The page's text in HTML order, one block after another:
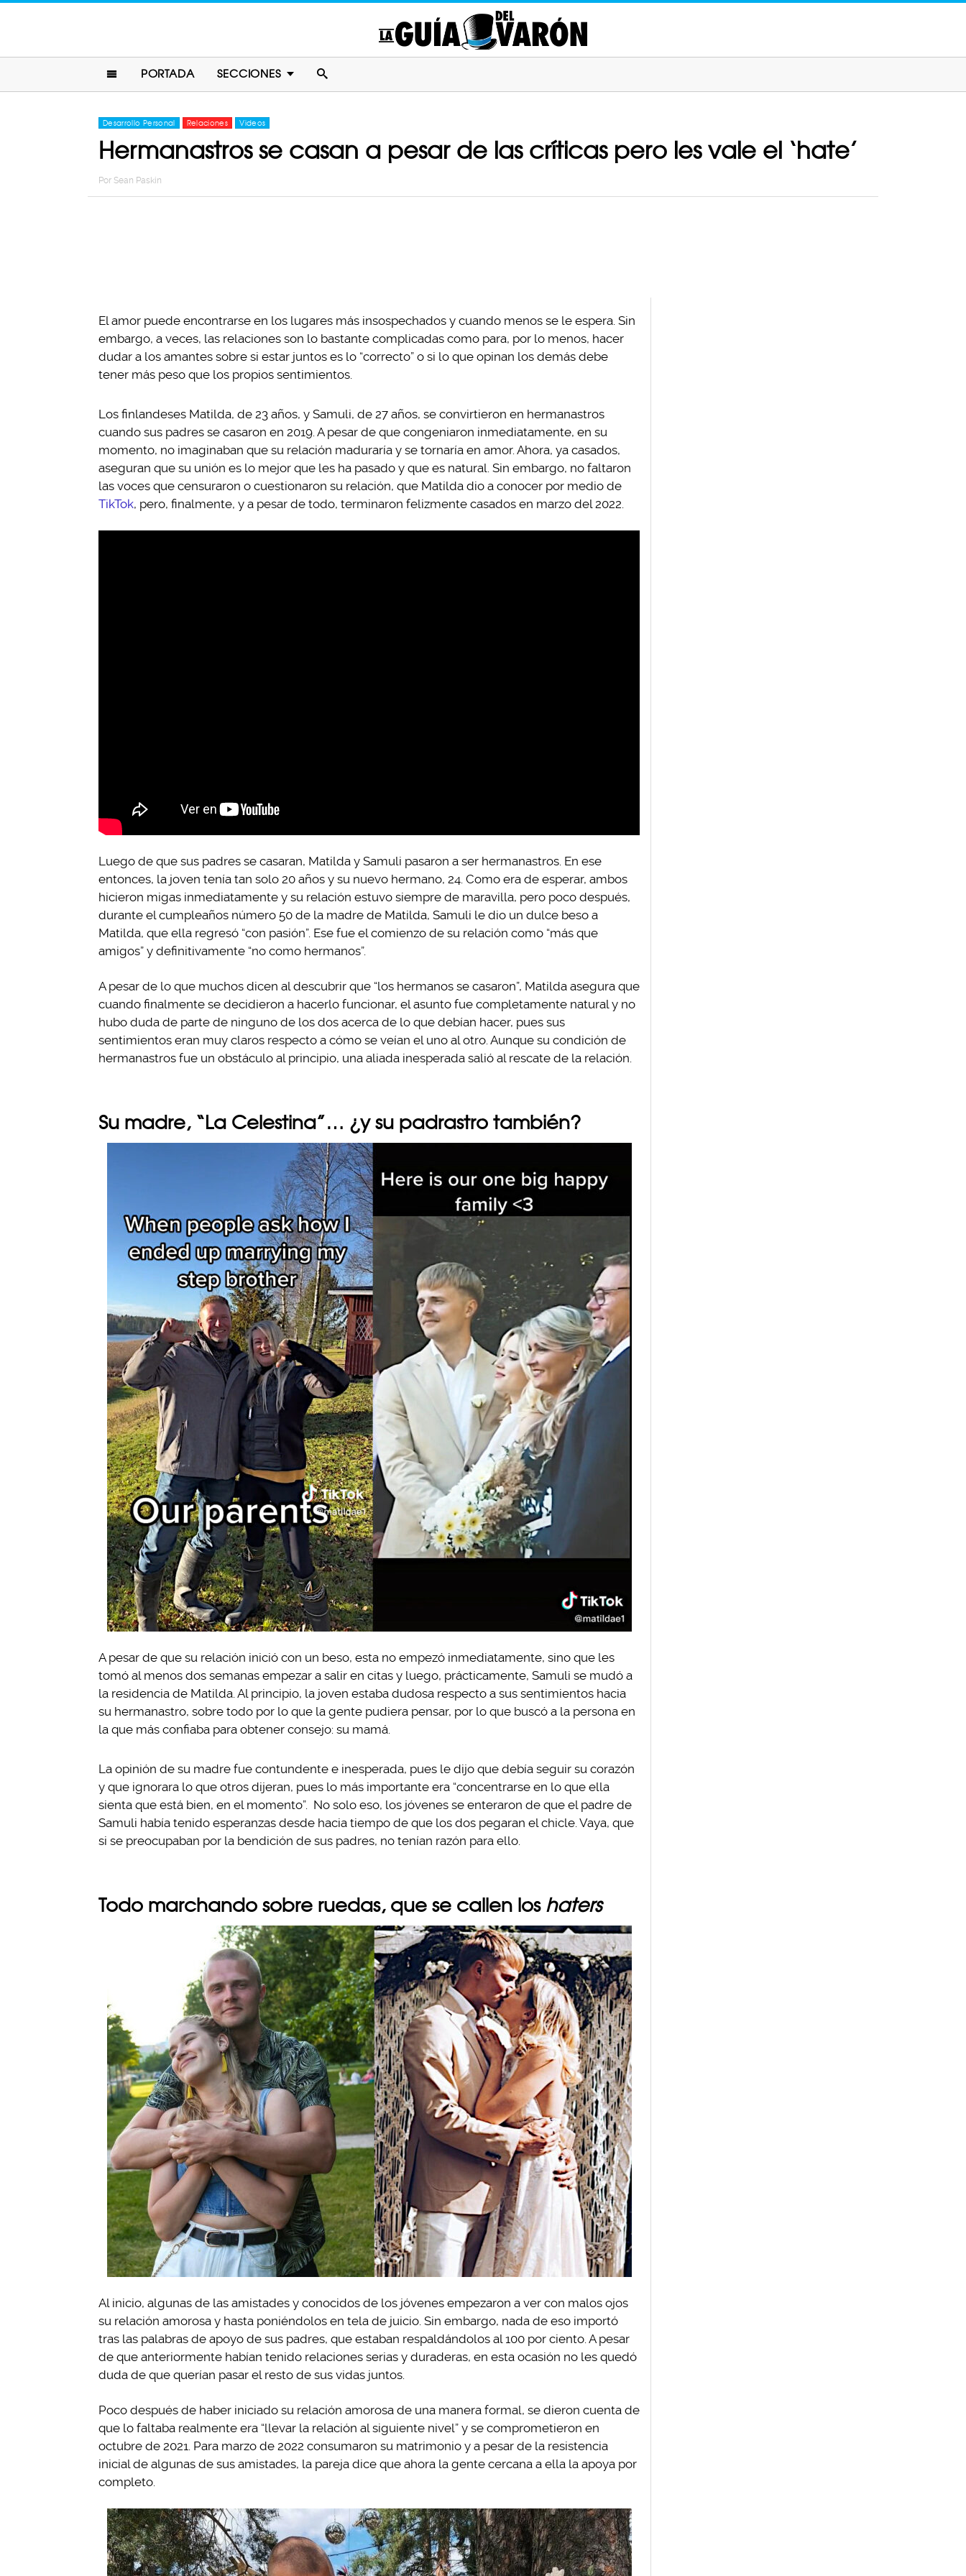
PORTADA SECCIONES
Desarrollo Personal Relaciones Videos
Hermanastros se casan a pesar de las críticas pero les vale el ‘hate’
Por Sean Paskin
El amor puede encontrarse en los lugares más insospechados y cuando menos se le espera. Sin
embargo, a veces, las relaciones son lo bastante complicadas como para, por lo menos, hacer
dudar a los amantes sobre si estar juntos es lo “correcto” o si lo que opinan los demás debe
tener más peso que los propios sentimientos.
Los finlandeses Matilda, de 23 años, y Samuli, de 27 años, se convirtieron en hermanastros
cuando sus padres se casaron en 2019. A pesar de que congeniaron inmediatamente, en su
momento, no imaginaban que su relación maduraría y se tornaría en amor. Ahora, ya casados,
aseguran que su unión es lo mejor que les ha pasado y que es natural. Sin embargo, no faltaron
las voces que censuraron o cuestionaron su relación, que Matilda dio a conocer por medio de
TikTok, pero, finalmente, y a pesar de todo, terminaron felizmente casados en marzo del 2022.
Luego de que sus padres se casaran, Matilda y Samuli pasaron a ser hermanastros. En ese
entonces, la joven tenía tan solo 20 años y su nuevo hermano, 24. Como era de esperar, ambos
hicieron migas inmediatamente y su relación estuvo siempre de maravilla, pero poco después,
durante el cumpleaños número 50 de la madre de Matilda, Samuli le dio un dulce beso a
Matilda, que ella regresó “con pasión”. Ese fue el comienzo de su relación como “más que
amigos” y definitivamente “no como hermanos”.
A pesar de lo que muchos dicen al descubrir que “los hermanos se casaron”, Matilda asegura que
cuando finalmente se decidieron a hacerlo funcionar, el asunto fue completamente natural y no
hubo duda de parte de ninguno de los dos acerca de lo que debían hacer, pues sus
sentimientos eran muy claros respecto a cómo se veían el uno al otro. Aunque su condición de
hermanastros fue un obstáculo al principio, una aliada inesperada salió al rescate de la relación.
Su madre, “La Celestina”… ¿y su padrastro también?
A pesar de que su relación inició con un beso, esta no empezó inmediatamente, sino que les
tomó al menos dos semanas empezar a salir en citas y luego, prácticamente, Samuli se mudó a
la residencia de Matilda. Al principio, la joven estaba dudosa respecto a sus sentimientos hacia
su hermanastro, sobre todo por lo que la gente pudiera pensar, por lo que buscó a la persona en
la que más confiaba para obtener consejo: su mamá.
La opinión de su madre fue contundente e inesperada, pues le dijo que debía seguir su corazón
y que ignorara lo que otros dijeran, pues lo más importante era “concentrarse en lo que ella
sienta que está bien, en el momento”. No solo eso, los jóvenes se enteraron de que el padre de
Samuli había tenido esperanzas desde hacia tiempo de que los dos pegaran el chicle. Vaya, que
si se preocupaban por la bendición de sus padres, no tenían razón para ello.
Todo marchando sobre ruedas, que se callen los haters
Al inicio, algunas de las amistades y conocidos de los jóvenes empezaron a ver con malos ojos
su relación amorosa y hasta poniéndolos en tela de juicio. Sin embargo, nada de eso importó
tras las palabras de apoyo de sus padres, que estaban respaldándolos al 100 por ciento. A pesar
de que anteriormente habían tenido relaciones serias y duraderas, en esta ocasión no les quedó
duda de que querían pasar el resto de sus vidas juntos.
Poco después de haber iniciado su relación amorosa de una manera formal, se dieron cuenta de
que lo faltaba realmente era “llevar la relación al siguiente nivel” y se comprometieron en
octubre de 2021. Para marzo de 2022 consumaron su matrimonio y a pesar de la resistencia
inicial de algunas de sus amistades, la pareja dice que ahora la gente cercana a ella la apoya por
completo.